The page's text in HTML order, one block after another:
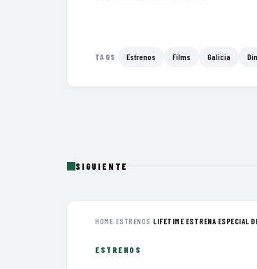
TAGS Estrenos Films Galicia
SIGUIENTE
HOME›ESTRENOS ›LIFETIME ESTRENA ESPECIAL
ESTRENOS